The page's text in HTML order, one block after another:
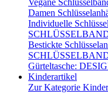
Vegane
Damen
Individuelle
Bestickte
Gürteltasche:
Kinderartikel
Zur Kategorie